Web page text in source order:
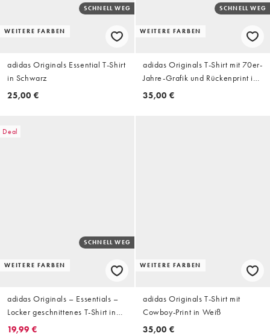
WEITERE FARBEN
SCHNELL WEG
adidas Originals Essential T-Shirt
in Schwarz
25,00 €
WEITERE FARBEN
SCHNELL WEG
adidas Originals T-Shirt mit 70er-
Jahre-Grafik und Rückenprint in
Blau
35,00 €
Deal
WEITERE FARBEN
SCHNELL WEG
adidas Originals – Essentials –
Locker geschnittenes T-Shirt in
Khaki
19,99 €
WEITERE FARBEN
adidas Originals T-Shirt mit
Cowboy-Print in Weiß
35,00 €